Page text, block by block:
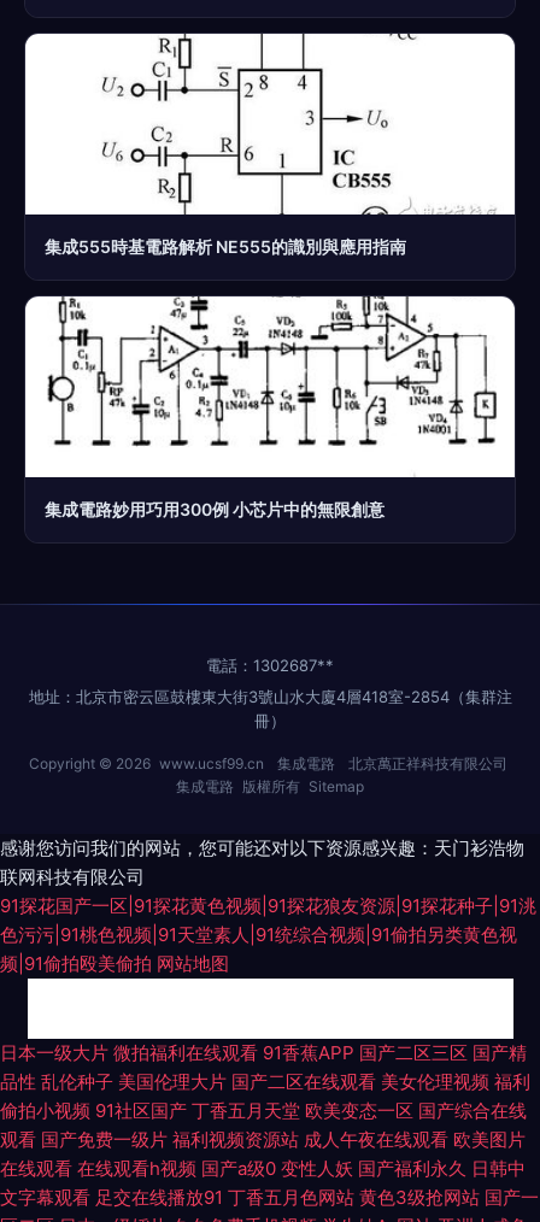
集成555時基電路解析 NE555的識別與應用指南
集成電路妙用巧用300例 小芯片中的無限創意
電話：1302687**
地址：北京市密云區鼓樓東大街3號山水大廈4層418室-2854（集群注
冊）
Copyright © 2026 www.ucsf99.cn 集成電路
北京萬正祥科技有限公司
集成電路 版權所有 Sitemap
感谢您访问我们的网站，您可能还对以下资源感兴趣：天门衫浩物
联网科技有限公司
91探花国产一区|91探花黄色视频|91探花狼友资源|91探花种子|91洮
色污污|91桃色视频|91天堂素人|91统综合视频|91偷拍另类黄色视
频|91偷拍殴美偷拍 网站地图
俺来也俺去也久久 亚洲自伯 加勒比宅男天堂 欧美性爱第三页 日韩色网址 婷
婷日本 亚洲老司机网 91爱搞屄 97色色 豆花视频成人版 国内性爱 蜜桃伊人
超碰桃色 三级成年在线 伊人A片 97人人干 成人午夜伦理 国产另类在线 老司
日本一级大片 微拍福利在线观看 91香蕉APP 国产二区三区 国产精
品性 乱伦种子 美国伦理大片 国产二区在线观看 美女伦理视频 福利
偷拍小视频 91社区国产 丁香五月天堂 欧美变态一区 国产综合在线
观看 国产免费一级片 福利视频资源站 成人午夜在线观看 欧美图片
在线观看 在线观看h视频 国产a级0 变性人妖 国产福利永久 日韩中
文字幕观看 足交在线播放91 丁香五月色网站 黄色3级抢网站 国产一